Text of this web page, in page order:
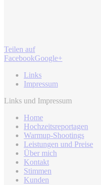
Teilen auf
FacebookGoogle+
Links
Impressum
Links und Impressum
Home
Hochzeitsreportagen
Warmup-Shootings
Leistungen und Preise
Über mich
Kontakt
Stimmen
Kunden